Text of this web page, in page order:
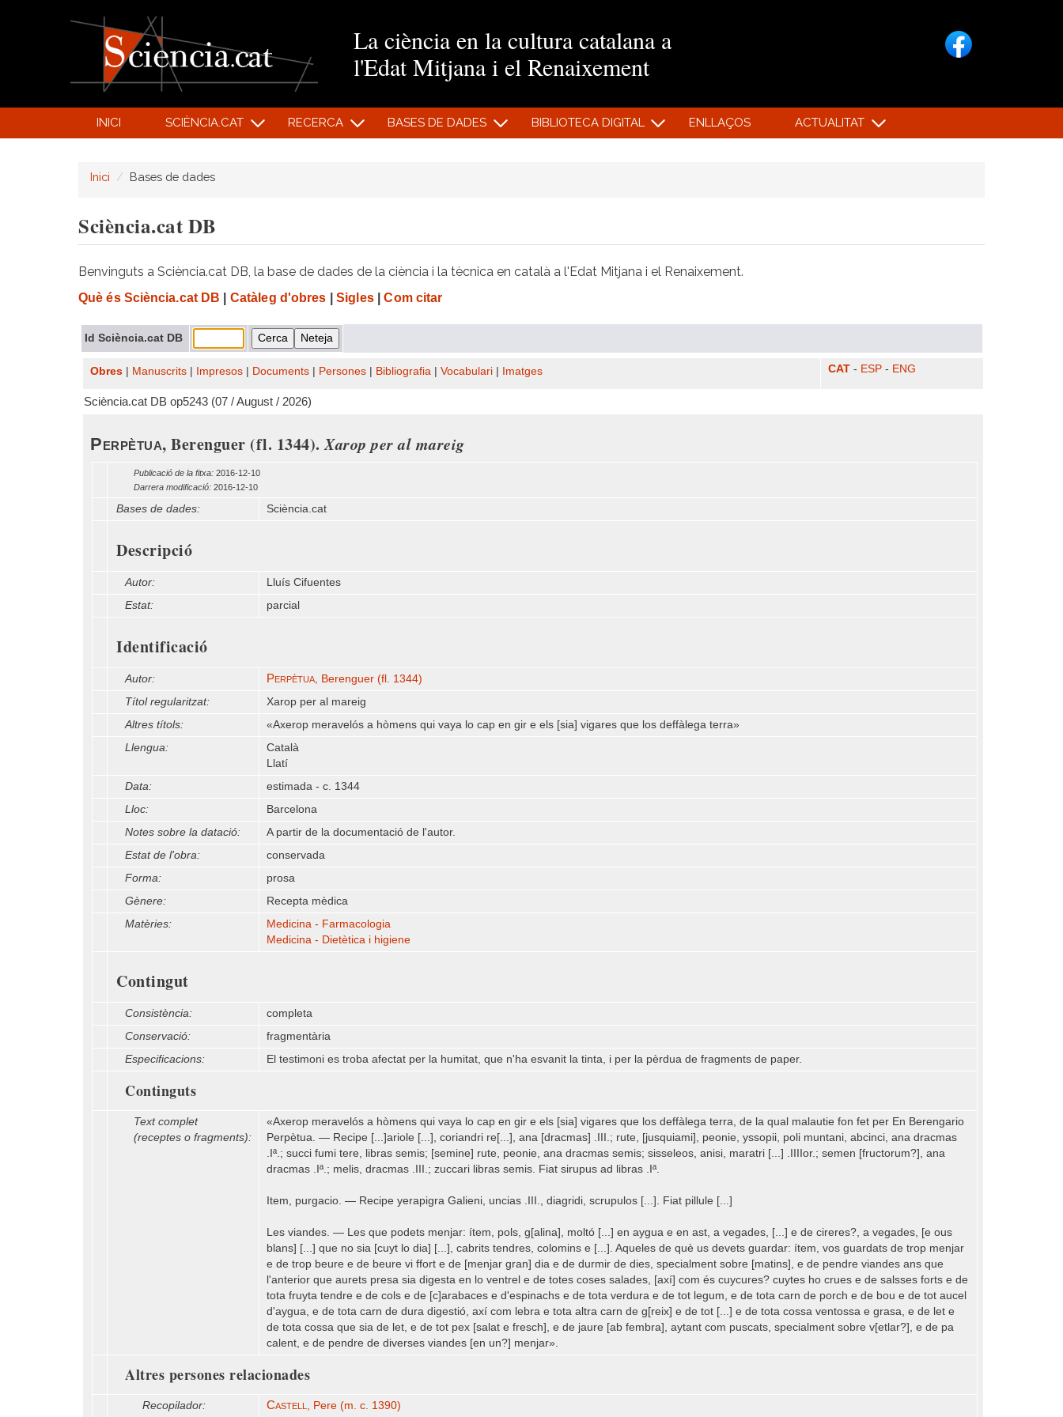
La ciència en la cultura catalana a
l'Edat Mitjana i el Renaixement
INICI SCIÈNCIA.CAT RECERCA BASES DE DADES BIBLIOTECA DIGITAL ENLLAÇOS ACTUALITAT
Inici Bases de dades
Sciència.cat DB
Benvinguts a Sciència.cat DB, la base de dades de la ciència i la tècnica en català a l'Edat Mitjana i el Renaixement.
Què és Sciència.cat DB Catàleg d'obres Sigles| Com citar
Id Sciència.cat DB
Obres Manuscrits Impresos Documents Persones Bibliografia Vocabulari Imatges CAT - ESP - ENG
Sciència.cat DB op5243 (07 / August / 2026)
Perpètua, Berenguer (fl. 1344).Xarop per al mareig
Publicació de la fitxa: 2016-12-10
Darrera modificació: 2016-12-10
Bases de dades: Sciència.cat
Descripció
Autor:
Lluís Cifuentes
Estat:
parcial
Identificació
Autor: Perpètua, Berenguer (fl. 1344)
Títol regularitzat:
Xarop per al mareig
Altres títols:
«Axerop meravelós a hòmens qui vaya lo cap en gir e els [sia] vigares que los deffàlega terra»
Llengua:
Català
Llatí
Data:
estimada - c. 1344
Lloc:
Barcelona
Notes sobre la datació:
A partir de la documentació de l'autor.
Estat de l'obra:
conservada
Forma:
prosa
Gènere:
Recepta mèdica
Matèries:
Medicina - Farmacologia
Medicina - Dietètica i higiene
Contingut
Consistència:
completa
Conservació:
fragmentària
Especificacions:
El testimoni es troba afectat per la humitat, que n'ha esvanit la tinta, i per la pèrdua de fragments de paper.
Continguts
Text complet
(receptes o fragments):
«Axerop meravelós a hòmens qui vaya lo cap en gir e els [sia] vigares que los deffàlega terra, de la qual malautie fon fet per En Berengario
Perpètua. — Recipe [...]ariole [...], coriandri re[...], ana [dracmas] .III.; rute, [jusquiami], peonie, yssopii, poli muntani, abcinci, ana dracmas
.Iª.; succi fumi tere, libras semis; [semine] rute, peonie, ana dracmas semis; sisseleos, anisi, maratri [...] .IIIIor.; semen [fructorum?], ana
dracmas .Iª.; melis, dracmas .III.; zuccari libras semis. Fiat sirupus ad libras .Iª.
Item, purgacio. — Recipe yerapigra Galieni, uncias .III., diagridi, scrupulos [...]. Fiat pillule [...]
Les viandes. — Les que podets menjar: ítem, pols, g[alina], moltó [...] en aygua e en ast, a vegades, [...] e de cireres?, a vegades, [e ous
blans] [...] que no sia [cuyt lo dia] [...], cabrits tendres, colomins e [...]. Aqueles de què us devets guardar: ítem, vos guardats de trop menjar
e de trop beure e de beure vi ffort e de [menjar gran] dia e de durmir de dies, specialment sobre [matins], e de pendre viandes ans que
l'anterior que aurets presa sia digesta en lo ventrel e de totes coses salades, [axí] com és cuycures? cuytes ho crues e de salsses forts e de
tota fruyta tendre e de cols e de [c]arabaces e d'espinachs e de tota verdura e de tot legum, e de tota carn de porch e de bou e de tot aucel
d'aygua, e de tota carn de dura digestió, axí com lebra e tota altra carn de g[reix] e de tot [...] e de tota cossa ventossa e grasa, e de let e
de tota cossa que sia de let, e de tot pex [salat e fresch], e de jaure [ab fembra], aytant com puscats, specialment sobre v[etlar?], e de pa
calent, e de pendre de diverses viandes [en un?] menjar».
Altres persones relacionades
Recopilador: Castell , Pere (m. c. 1390)